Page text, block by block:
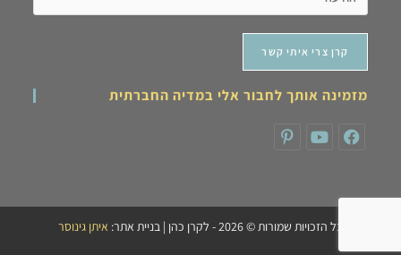
מזמינה אותך לחבור אלי במדיה החברתית
כל הזכויות שמורות © 2026 - לקרן כהן | בניית אתר: איתן גינוסר